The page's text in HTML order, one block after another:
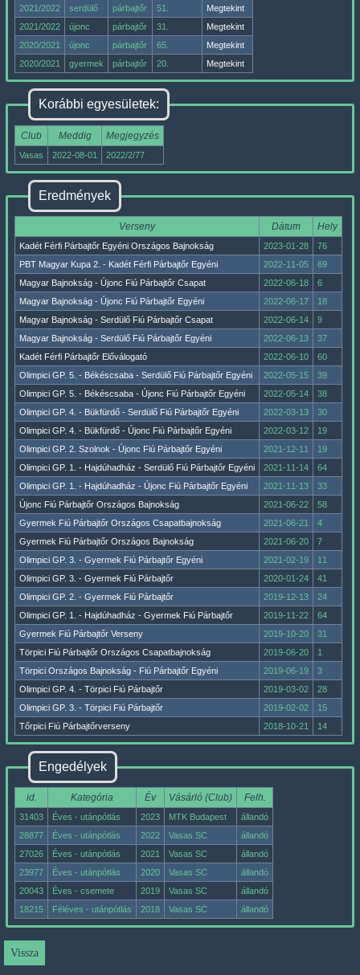
2021/2022
serdülő párbajtőr 51.
Megtekint
2021/2022
újonc párbajtőr 31.
Megtekint
2020/2021
újonc párbajtőr 65.
Megtekint
2020/2021
gyermek párbajtőr 20. Megtekint
Korábbi egyesületek:
Club Meddig Megjegyzés
Vasas 2022-08-01 2022/2/77
Eredmények
Verseny Dátum Hely
Kadét Férfi Párbajtőr Egyéni Országos Bajnokság 2023-01-28
76
PBT Magyar Kupa 2. - Kadét Férfi Párbajtőr Egyéni
2022-11-05
69
Magyar Bajnokság - Újonc Fiú Párbajtőr Csapat
2022-06-18
6
Magyar Bajnokság - Újonc Fiú Párbajtőr Egyéni
2022-06-17
18
Magyar Bajnokság - Serdülő Fiú Párbajtőr Csapat
2022-06-14
9
Magyar Bajnokság - Serdülő Fiú Párbajtőr Egyéni
2022-06-13
37
Kadét Férfi Párbajtőr Előválogató
2022-06-10
60
Olimpici GP. 5. - Békéscsaba - Serdülő Fiú Párbajtőr Egyéni
2022-05-15
39
Olimpici GP. 5. - Békéscsaba - Újonc Fiú Párbajtőr Egyéni
2022-05-14
38
Olimpici GP. 4. - Bükfürdő - Serdülő Fiú Párbajtőr Egyéni
2022-03-13
30
Olimpici GP. 4. - Bükfürdő - Újonc Fiú Párbajtőr Egyéni
2022-03-12
19
Olimpici GP. 2. Szolnok - Újonc Fiú Párbajtőr Egyéni
2021-12-11
19
Olimpici GP. 1. - Hajdúhadház - Serdülő Fiú Párbajtőr Egyéni
2021-11-14
64
Olimpici GP. 1. - Hajdúhadház - Újonc Fiú Párbajtőr Egyéni
2021-11-13
33
Újonc Fiú Párbajtőr Országos Bajnokság
2021-06-22
58
Gyermek Fiú Párbajtőr Országos Csapatbajnokság
2021-06-21
4
Gyermek Fiú Párbajtőr Országos Bajnokság
2021-06-20
7
Olimpici GP. 3. - Gyermek Fiú Párbajtőr Egyéni
2021-02-19
11
Olimpici GP. 3. - Gyermek Fiú Párbajtőr
2020-01-24
41
Olimpici GP. 2. - Gyermek Fiú Párbajtőr
2019-12-13
24
Olimpici GP. 1. - Hajdúhadház - Gyermek Fiú Párbajtőr
2019-11-22
64
Gyermek Fiú Párbajtőr Verseny
2019-10-20
31
Törpici Fiú Párbajtőr Országos Csapatbajnokság
2019-06-20
1
Törpici Országos Bajnokság - Fiú Párbajtőr Egyéni
2019-06-19
3
Olimpici GP. 4. - Törpici Fiú Párbajtőr
2019-03-02
28
Olimpici GP. 3. - Törpici Fiú Párbajtőr
2019-02-02
15
Tőrpici Fiú Párbajtőrverseny
2018-10-21 14
Engedélyek
id. Kategória Év Vásárló (Club) Felh.
31403 Éves - utánpótlás 2023 MTK Budapest
állandó
28877
Éves - utánpótlás 2022 Vasas SC
állandó
27026
Éves - utánpótlás 2021 Vasas SC
állandó
23977
Éves - utánpótlás 2020 Vasas SC
állandó
20043
Éves - csemete 2019 Vasas SC
állandó
18215
Féléves - utánpótlás 2018 Vasas SC állandó